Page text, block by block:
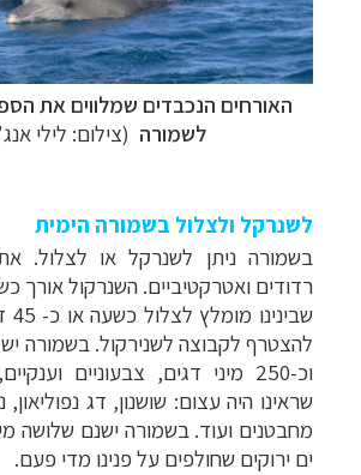
האורחים הנכבדים שמלווים את
לשמורה (צילום: לילי
לשנרקל ולצלול בשמורה הימית
בשמורה ניתן לשנרקל או לצלול.
רדודים ואטרקטיביים. השנרקול אורך
להצטרף לקבוצה לשנירקול. בשמורה יש
וכ-250 מיני דגים, צבעוניים
שראינו היה עצום: שושנון, דג נפוליאון,
מחבטנים ועוד. בשמורה ישנם שלושה
ים ירוקים שחולפים על פנינו מדי פעם.
קרוזים והפלגות נופשלחצו
תכנון טיולים למדינות אירופה
»
תכנון טיולים לאמריקה הצפונית
היעדים »